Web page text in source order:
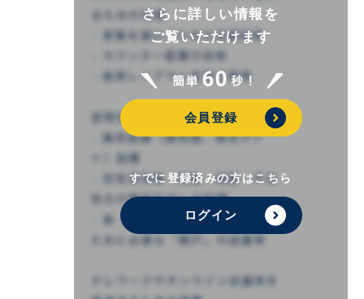
さらに詳しい情報を
ご覧いただけます
会員登録
すでに登録済みの方はこちら
ログイン